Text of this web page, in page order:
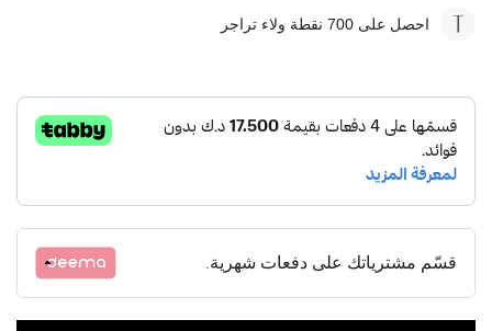
احصل على 700 نقطة ولاء تراجر
قسّم مشترياتك على دفعات شهرية.